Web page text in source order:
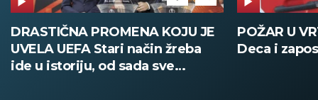
POŽAR U VRTIĆU NA VOŽDOVCU
Deca i zaposleni evakuisani
SINIŠA
DOBIO